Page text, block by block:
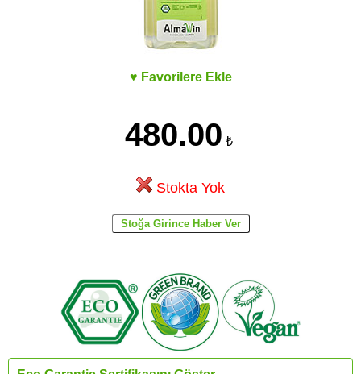
♥ Favorilere Ekle
480.00 ₺
Stokta Yok